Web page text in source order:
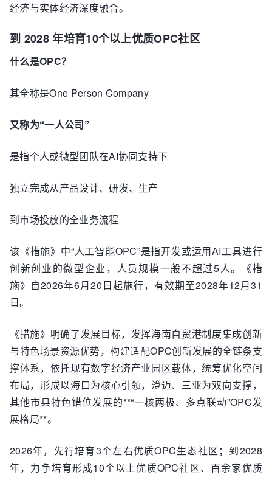
经济与实体经济深度融合。
到 2028 年培育10个以上优质OPC社区
什么是OPC？
其全称是One Person Company
又称为“一人公司”
是指个人或微型团队在AI协同支持下
独立完成从产品设计、研发、生产
到市场投放的全业务流程
该《措施》中“人工智能OPC”是指开发或运用AI工具进行
创新创业的微型企业，人员规模一般不超过5人。《措
施》自2026年6月20日起施行，有效期至2028年12月31
日。
《措施》明确了发展目标，发挥海南自贸港制度集成创新
与特色场景资源优势，构建适配OPC创新发展的全链条支
撑体系，依托现有数字经济产业园区载体，统筹优化空间
布局，形成以海口为核心引领，澄迈、三亚为双向支撑，
其他市县特色错位发展的**“一核两极、多点联动”OPC发
展格局**。
2026年，先行培育3个左右优质OPC生态社区；到2028
年，力争培育形成10个以上优质OPC社区、百余家优质